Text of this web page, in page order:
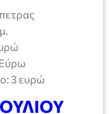
3 ευρώ